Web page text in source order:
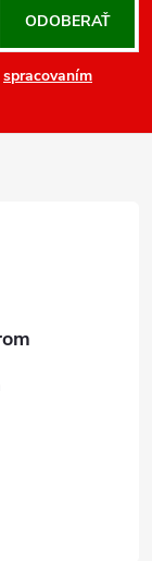
spracovaním
ODOBERAŤ